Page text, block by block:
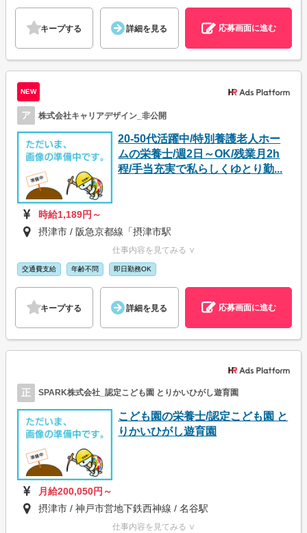
キープする 詳細を見る 応募画面に進む
NEW
ア 株式会社キャリアデザイン_非公開
20-50代活躍中/特別養護老人ホー
ムの栄養士/週2日～OK/残業月2h
程/手当充実で私らしくゆとり勤...
時給1,189円～
摂津市 / 阪急京都線「摂津市駅
仕事内容を見てみる ∨
交通費支給 年齢不問 即日勤務OK
キープする 詳細を見る 応募画面に進む
正 SPARK株式会社_認定こども園 とりかいひがし遊育園
こども園の栄養士/認定こども園 と
りかいひがし遊育園
月給200,050円～
摂津市 / 神戸市営地下鉄西神線 / 名谷駅
仕事内容を見てみる ∨